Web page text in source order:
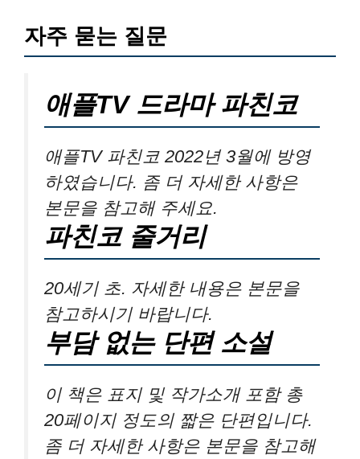
자주 묻는 질문
애플TV 드라마 파친코
애플TV 파친코 2022년 3월에 방영
하였습니다. 좀 더 자세한 사항은
본문을 참고해 주세요.
파친코 줄거리
20세기 초. 자세한 내용은 본문을
참고하시기 바랍니다.
부담 없는 단편 소설
이 책은 표지 및 작가소개 포함 총
20페이지 정도의 짧은 단편입니다.
좀 더 자세한 사항은 본문을 참고해